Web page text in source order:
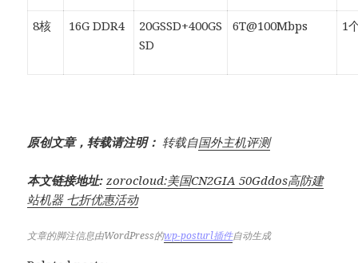
8核 16G DDR4
20GSSD+400GS
SD
6T@100Mbps 1
原创文章，转载请注明： 转载自国外主机评测
本文链接地址: zorocloud:美国CN2GIA 50Gddos高防建
站机器 七折优惠活动
文章的脚注信息由WordPress的wp-posturl插件自动生成